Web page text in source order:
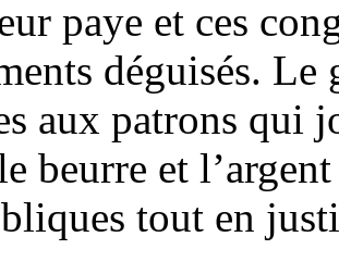
paye et ces
déguisés. Le
aux patrons qui
beurre et
tout en